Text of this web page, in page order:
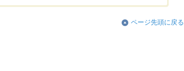
ページ先頭に戻る